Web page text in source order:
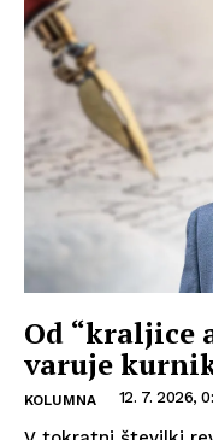
Od “kraljice
varuje
KOLUMNA 12. 7. 2026,